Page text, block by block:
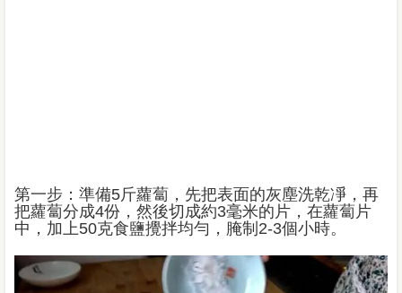
第一步：準備5斤蘿蔔，先把表面的灰塵洗乾凈，再
把蘿蔔分成4份，然後切成約3毫米的片，在蘿蔔片
中，加上50克食鹽攪拌均勻，腌制2-3個小時。